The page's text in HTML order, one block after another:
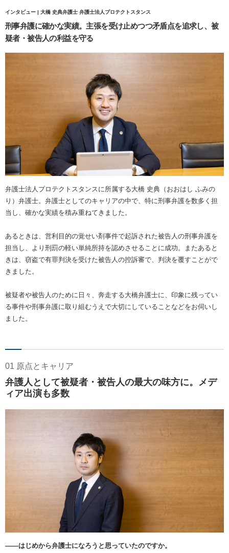
インタビュー | 大橋 史典弁護士 弁護士法人プロテクトスタンス
刑事弁護に確かな実績。主張を受け止めつつ矛盾点を追求し、被
疑者・被告人の利益を守る
弁護士法人プロテクトスタンスに所属する大橋 史典（おおはし ふみの
り）弁護士。弁護士としてのキャリアの中で、特に刑事弁護を数多く担
当し、確かな実績を積み重ねてきました。
あるときは、営利目的の覚せい剤事件で起訴された被告人の刑事弁護を
担当し、より刑罰の軽い単純所持を認めさせることに成功。またあると
きは、窃盗で有罪判決を受けた被告人の控訴審で、判決を覆すことがで
きました。
被疑者や被告人のために日々、奔走する大橋弁護士に、印象に残ってい
る事件や刑事弁護に取り組むうえで大切にしていることなどをお伺いし
ました。
01 原点とキャリア
弁護人として被疑者・被告人の最大の味方に。メデ
ィア出演も多数
――はじめから弁護士になろうと思っていたのですか。